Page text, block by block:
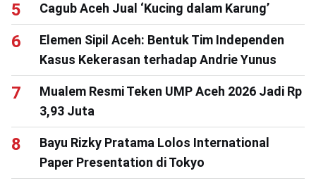
Cagub Aceh Jual ‘Kucing dalam Karung’
Elemen Sipil Aceh: Bentuk Tim Independen
Kasus Kekerasan terhadap Andrie Yunus
Mualem Resmi Teken UMP Aceh 2026 Jadi Rp
3,93 Juta
Bayu Rizky Pratama Lolos International
Paper Presentation di Tokyo